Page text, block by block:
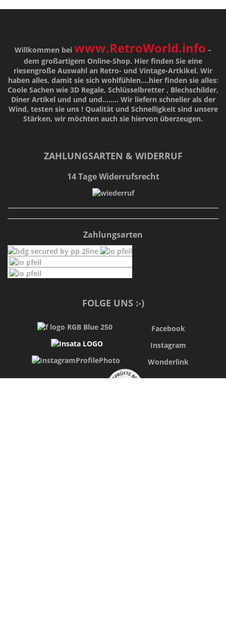
Willkommen bei www.RetroWorld.info –
dem großartigem Online-Shop. Hier finden Sie eine
riesengroße Auswahl an Retro- und Vintage-Artkikel. Wir
haben alles, damit sie sich wohlfühlen....hier finden sie alles:
Coole Sachen wie 3D Regale, Schlüsselbretter , Blechschilder,
Diner Artikel und und und........ Wir liefern schneller als der
Wind, testen sie uns ! Qualitätund Schnelligkeitsind unsere
Stärken, wir möchten auch sie hiervon überzeugen.
ZAHLUNGSARTEN & WIDERRUF
14 Tage Widerrufsrecht
Zahlungsarten
FOLGE UNS :-)
Facebook
Instagram
Wonderlink